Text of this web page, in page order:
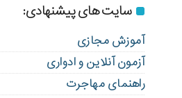
سایت های پیشنهادی:
آموزش مجازی
آزمون آنلاین و ادواری
راهنمای مهاجرت